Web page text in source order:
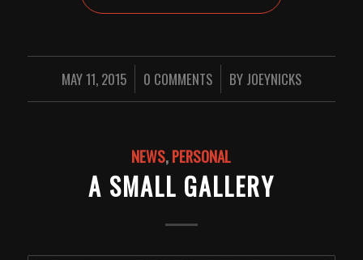
MAY 11, 2015
/ 0 COMMENTS
/ BY JOEYNICKS
NEWS,PERSONAL
A SMALL GALLERY